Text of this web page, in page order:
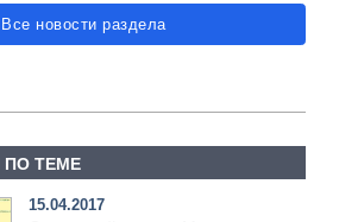
Все новости раздела
ТЕМЕ
15.04.2017